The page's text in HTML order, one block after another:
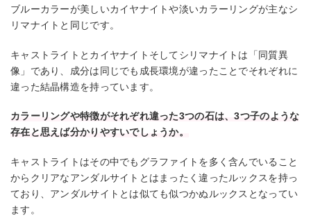
ブルーカラーが美しいカイヤナイトや淡いカラーリングが主なシ
リマナイトと同じです。
キャストライトとカイヤナイトそしてシリマナイトは「同質異
像」であり、成分は同じでも成長環境が違ったことでそれぞれに
違った結晶構造を持っています。
カラーリングや特徴がそれぞれ違った3つの石は、3つ子のような
存在と思えば分かりやすいでしょうか。
キャストライトはその中でもグラファイトを多く含んでいること
からクリアなアンダルサイトとはまったく違ったルックスを持っ
ており、アンダルサイトとは似ても似つかぬルックスとなってい
ます。